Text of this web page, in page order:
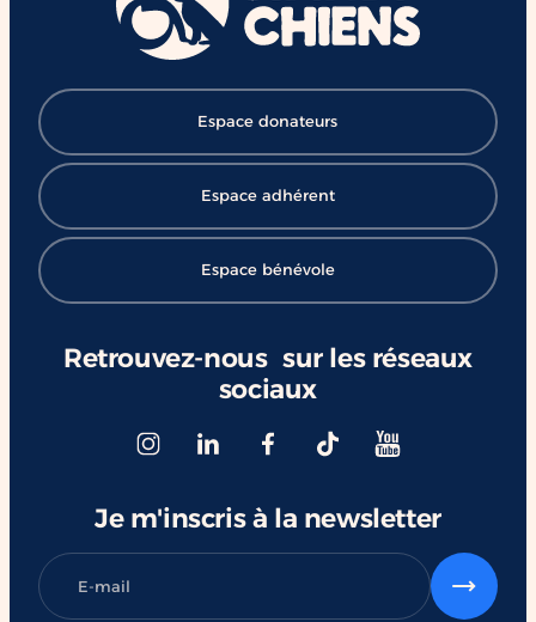
Retrouvez-nous sur les réseaux
sociaux
Espace donateurs
Espace adhérent
Espace bénévole
Je m'inscris à la newsletter